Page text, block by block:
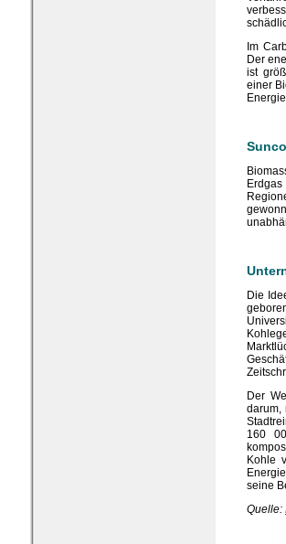
Im
Der
ist
einer
Die
Der
darum,
160
Kohle
seine
Quelle: